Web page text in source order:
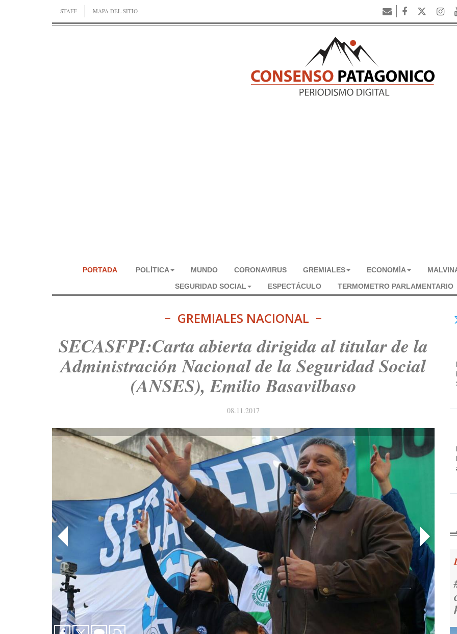
STAFF MAPA DEL SITIO
PORTADA POLÌTICA MUNDO CORONAVIRUS GREMIALES ECONOMÍA
SEGURIDAD SOCIAL
ESPECTÁCULO TERMOMETRO PARLAMENTARIO
GREMIALES NACIONAL
SECASFPI:Carta abierta dirigida al titular de la
Administración Nacional de la Seguridad Social
(ANSES), Emilio Basavilbaso
08.11.2017